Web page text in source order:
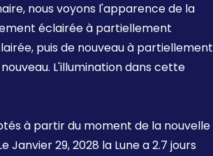
nous voyons l'apparence de la
éclairée à partiellement
puis de nouveau à partiellement
L'illumination dans cette
à partir du moment de la nouvelle
Janvier 29, 2028 la Lune a2.7 jours